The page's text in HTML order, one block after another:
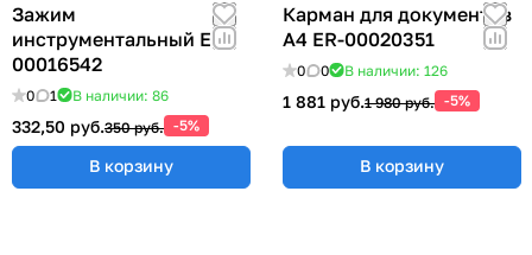
Зажим
инструментальный ER-
00016542
0 1 В наличии: 86
332,50 руб.350 руб. -5%
В корзину
Карман для документов
А4 ER-00020351
0 0 В наличии: 126
1 881 руб.1 980 руб. -5%
В корзину